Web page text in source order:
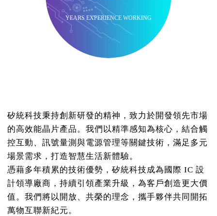
YEARS EXPERIENCE WORKING
矽統科技秉持創新研發的精神，致力於開發領先市場
的高效能晶片產品。我們以精準感知為核心，結合觸
控互動、訊號量測與電源管理等關鍵技術，滿足多元
場景需求，打造智慧生活新體驗。
憑藉多年積累的技術優勢，矽統科技成為國際 IC 設
計領導廠商，持續引領產業升級，為客戶創造更大價
值。我們將以開放、共榮的理念，攜手夥伴共同開拓
萬物互聯新紀元。